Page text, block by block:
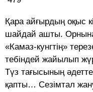
Қара айғырдың оқыс
шайдай ашты.
«Камаз-кунгтің»
тебіндей жайылып
Түз тағысының
қапты… Сезімтал